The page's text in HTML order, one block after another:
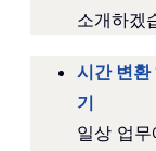
소개하겠
시간 변
기
일상 업